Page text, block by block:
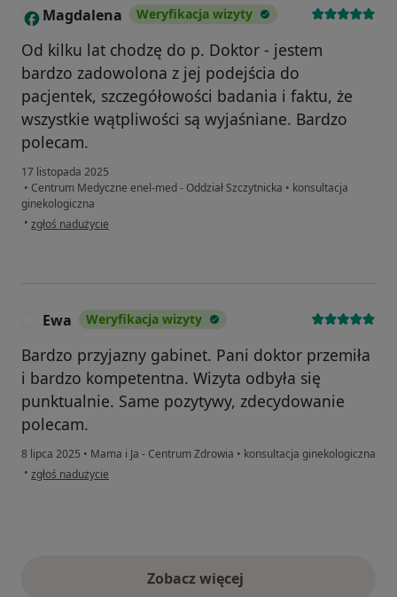
M Magdalena Weryfikacja wizyty
Od kilku lat chodzę do p. Doktor - jestem
bardzo zadowolona z jej podejścia do
pacjentek, szczegółowości badania i faktu, że
wszystkie wątpliwości są wyjaśniane. Bardzo
polecam.
17 listopada 2025
• Centrum Medyczne enel-med - Oddział Szczytnicka • konsultacja
ginekologiczna
• w opinii użytkownika Magdalena
zgłoś nadużycie
Ewa Weryfikacja wizyty
Bardzo przyjazny gabinet. Pani doktor przemiła
i bardzo kompetentna. Wizyta odbyła się
punktualnie. Same pozytywy, zdecydowanie
polecam.
8 lipca 2025 • Mama i Ja - Centrum Zdrowia • konsultacja ginekologiczna
• w opinii użytkownika Ewa
zgłoś nadużycie
Zobacz więcejopinie powyżej